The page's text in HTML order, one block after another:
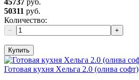
50311 руб.
Количество:
− +
Купить
Готовая кухня Хельга 2.0 (олива софт)